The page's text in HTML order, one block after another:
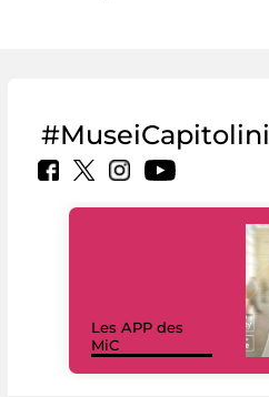
#MuseiCapitolini
Les APP des
MiC